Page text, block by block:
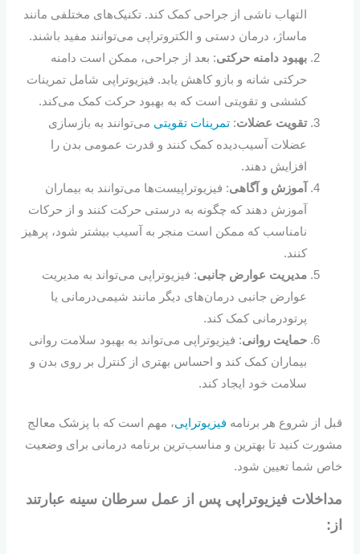
التهاب ناشی از جراحی کمک کند. تکنیک‌های مختلفی مانند
ماساژ، درمان دستی و الکتروتراپی می‌توانند مفید باشند.
بهبود دامنه حرکتی: بعد از جراحی، ممکن است دامنه
حرکتی شانه و بازو کاهش یابد. فیزیوتراپی شامل تمرینات
کششی و تقویتی است که به بهبود حرکت کمک می‌کند.
تقویت عضلات:تمرینات تقویتی می‌توانند به بازسازی
عضلات آسیب‌دیده کمک کنند و قدرت عمومی بدن را
افزایش دهند.
آموزش و آگاهی: فیزیوتراپیست‌ها می‌توانند به بیماران
آموزش دهند که چگونه به درستی حرکت کنند و از حرکات
نامناسب که ممکن است منجر به آسیب بیشتر شود، پرهیز
کنند.
مدیریت عوارض جانبی: فیزیوتراپی می‌تواند به مدیریت
عوارض جانبی درمان‌های دیگر مانند شیمی‌درمانی یا
پرتودرمانی کمک کند.
حمایت روانی: فیزیوتراپی می‌تواند به بهبود سلامت روانی
بیماران کمک کند و احساس بهتری از کنترل بر روی بدن و
سلامت خود ایجاد کند.
قبل از شروع هر برنامه فیزیوتراپی، مهم است که با پزشک معالج
مشورت کنید تا بهترین و مناسب‌ترین برنامه درمانی برای وضعیت
خاص شما تعیین شود.
مداخلات فیزیوتراپی پس از عمل سرطان سینه عبارتند
از: